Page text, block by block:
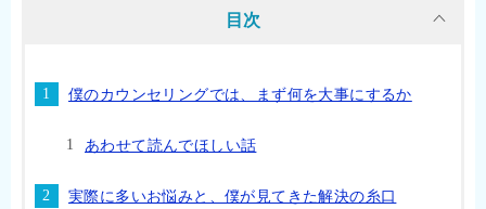
目次
僕のカウンセリングでは、まず何を大事にするか
あわせて読んでほしい話
実際に多いお悩みと、僕が見てきた解決の糸口